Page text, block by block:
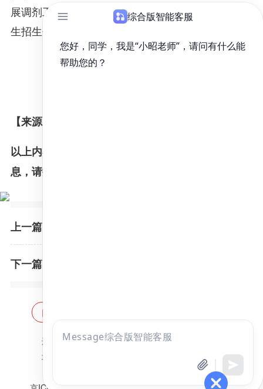
展调剂工作。有调剂意愿的考生，请关注中国研究
生招生信息网调剂系统和我校研究生院官网。
【来源：福建医科大学研究生网站】
以上内容由昭昭医考网小编整理，更多考研相关信
息，请持续关注昭昭医考网!
上一篇：
下一篇：
网站首页
违法和不良信息举报邮箱：zzjy-fw@yikao88.com
北京市西城区宣武门东河沿街69号正弘大厦208室
北京昭天下教育科技有限公司 版权所有
点击
全部考试 免费试听